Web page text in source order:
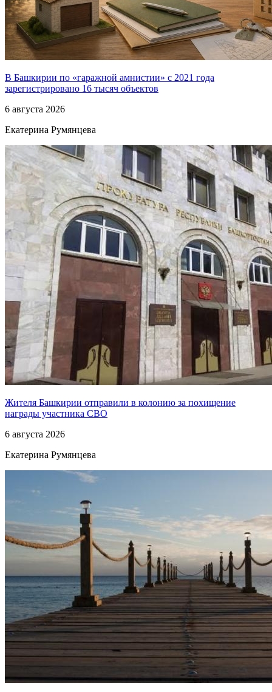
В Башкирии по «гаражной амнистии» с 2021 года
зарегистрировано 16 тысяч объектов
6 августа 2026
Екатерина Румянцева
Жителя Башкирии отправили в колонию за похищение
награды участника СВО
6 августа 2026
Екатерина Румянцева